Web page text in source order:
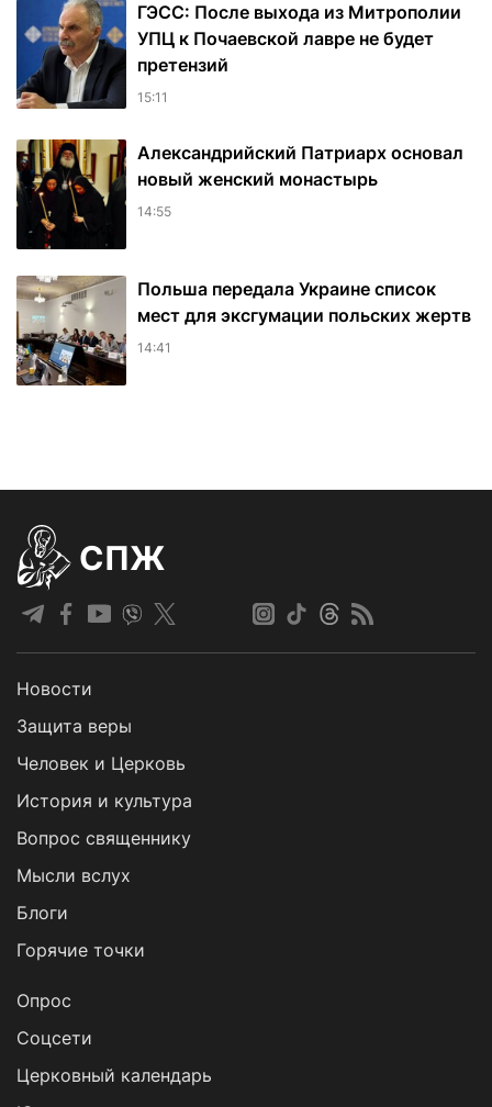
ГЭСС: После выхода из Митрополии
УПЦ к Почаевской лавре не будет
претензий
15:11
Александрийский Патриарх основал
новый женский монастырь
14:55
Польша передала Украине список
мест для эксгумации польских жертв
14:41
СПЖ
Новости
Защита веры
Человек и Церковь
История и культура
Вопрос священнику
Мысли вслух
Блоги
Горячие точки
Опрос
Cоцсети
Церковный календарь